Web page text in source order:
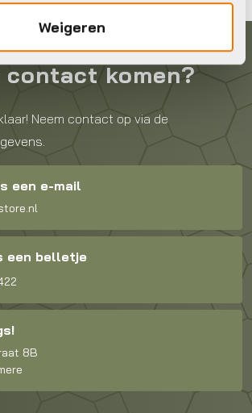
Weigeren
contact komen?
Neem contact op via de
een e-mail
een belletje
8B